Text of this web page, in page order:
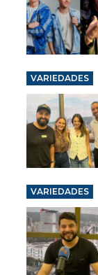
VARIEDADES
VARIEDADES